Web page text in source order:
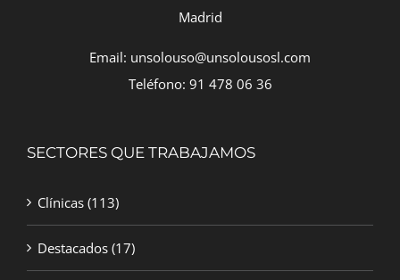
Madrid
Email: unsolouso@unsolousosl.com
Teléfono: 91 478 06 36
SECTORES QUE TRABAJAMOS
Clínicas (113)
Destacados (17)